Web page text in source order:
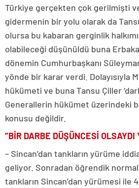
Türkiye gerçekten çok gerilmişti
gidermenin bir yolu olarak da
olursa bu kabaran gerginlik
olabileceği düşünüldü buna
dönemin Cumhurbaşkanı
yönde bir karar verdi. Dolayısıyla
hükümeti ve buna Tansu Çiller
Generallerin hükümet üzerindeki
konusu değildir.
”BİR DARBE DÜŞÜNCESİ OLSAYDI
– Sincan’dan tankların yürüme
geliyor. Sonradan öğrendik
tankların Sincan’dan yürümesi ile